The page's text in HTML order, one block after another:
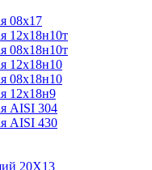
08х17
12х18н10т
08х18н10т
12х18н10
08х18н10
12х18н9
AISI 304
AISI 430
20Х13